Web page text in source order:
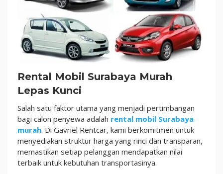
Rental Mobil Surabaya Murah
Lepas Kunci
Salah satu faktor utama yang menjadi pertimbangan
bagi calon penyewa adalah rental mobil Surabaya
murah. Di Gavriel Rentcar, kami berkomitmen untuk
menyediakan struktur harga yang rinci dan transparan,
memastikan setiap pelanggan mendapatkan nilai
terbaik untuk kebutuhan transportasinya.